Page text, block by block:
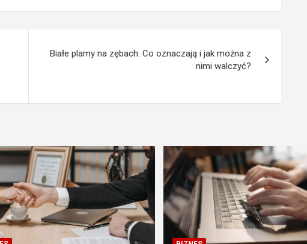
Białe plamy na zębach: Co oznaczają i jak można z
nimi walczyć?